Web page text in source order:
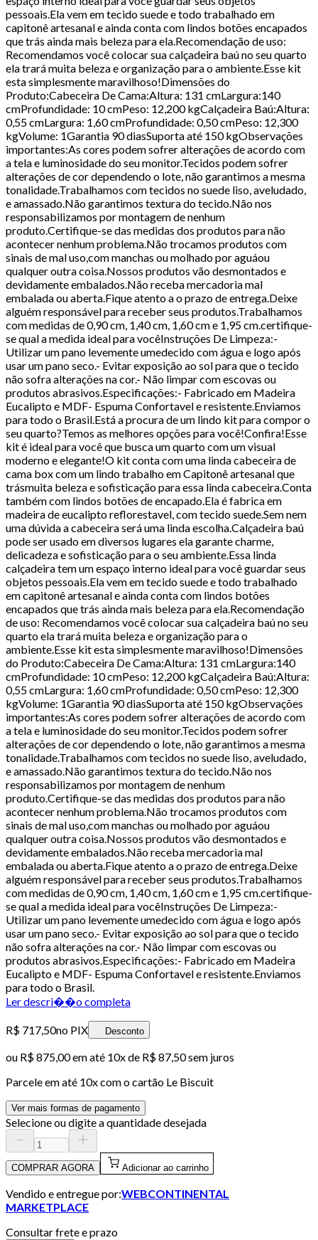
pessoais.Ela vem em tecido suede e todo trabalhado em
capitonê artesanal e ainda conta com lindos botões encapados
que trás ainda mais beleza para ela.Recomendação de uso:
Recomendamos você colocar sua calçadeira baú no seu quarto
ela trará muita beleza e organização para o ambiente.Esse kit
esta simplesmente maravilhoso!Dimensões do
Produto:Cabeceira De Cama:Altura: 131 cmLargura:140
cmProfundidade: 10 cmPeso: 12,200 kgCalçadeira Baú:Altura:
0,55 cmLargura: 1,60 cmProfundidade: 0,50 cmPeso: 12,300
kgVolume: 1Garantia 90 diasSuporta até 150 kgObservações
importantes:As cores podem sofrer alterações de acordo com
a tela e luminosidade do seu monitor.Tecidos podem sofrer
alterações de cor dependendo o lote, não garantimos a mesma
tonalidade.Trabalhamos com tecidos no suede liso, aveludado,
e amassado.Não garantimos textura do tecido.Não nos
responsabilizamos por montagem de nenhum
produto.Certifique-se das medidas dos produtos para não
acontecer nenhum problema.Não trocamos produtos com
sinais de mal uso,com manchas ou molhado por aguáou
qualquer outra coisa.Nossos produtos vão desmontados e
devidamente embalados.Não receba mercadoria mal
embalada ou aberta.Fique atento a o prazo de entrega.Deixe
alguém responsável para receber seus produtos.Trabalhamos
com medidas de 0,90 cm, 1,40 cm, 1,60 cm e 1,95 cm.certifique-
se qual a medida ideal para vocêInstruções De Limpeza:-
Utilizar um pano levemente umedecido com água e logo após
usar um pano seco.- Evitar exposição ao sol para que o tecido
não sofra alterações na cor.- Não limpar com escovas ou
produtos abrasivos.Especificações:- Fabricado em Madeira
Eucalipto e MDF- Espuma Confortavel e resistente.Enviamos
para todo o Brasil.Está a procura de um lindo kit para compor o
seu quarto?Temos as melhores opções para você!Confira!Esse
kit é ideal para você que busca um quarto com um visual
moderno e elegante!O kit conta com uma linda cabeceira de
cama box com um lindo trabalho em Capitonê artesanal que
trásmuita beleza e sofisticação para essa linda cabeceira.Conta
também com lindos botões de encapado.Ela é fabrica em
madeira de eucalipto reflorestavel, com tecido suede.Sem nem
uma dúvida a cabeceira será uma linda escolha.Calçadeira baú
pode ser usado em diversos lugares ela garante charme,
delicadeza e sofisticação para o seu ambiente.Essa linda
calçadeira tem um espaço interno ideal para você guardar seus
objetos pessoais.Ela vem em tecido suede e todo trabalhado
em capitonê artesanal e ainda conta com lindos botões
encapados que trás ainda mais beleza para ela.Recomendação
de uso: Recomendamos você colocar sua calçadeira baú no seu
quarto ela trará muita beleza e organização para o
ambiente.Esse kit esta simplesmente maravilhoso!Dimensões
do Produto:Cabeceira De Cama:Altura: 131 cmLargura:140
cmProfundidade: 10 cmPeso: 12,200 kgCalçadeira Baú:Altura:
0,55 cmLargura: 1,60 cmProfundidade: 0,50 cmPeso: 12,300
kgVolume: 1Garantia 90 diasSuporta até 150 kgObservações
importantes:As cores podem sofrer alterações de acordo com
a tela e luminosidade do seu monitor.Tecidos podem sofrer
alterações de cor dependendo o lote, não garantimos a mesma
tonalidade.Trabalhamos com tecidos no suede liso, aveludado,
e amassado.Não garantimos textura do tecido.Não nos
responsabilizamos por montagem de nenhum
produto.Certifique-se das medidas dos produtos para não
acontecer nenhum problema.Não trocamos produtos com
sinais de mal uso,com manchas ou molhado por aguáou
qualquer outra coisa.Nossos produtos vão desmontados e
devidamente embalados.Não receba mercadoria mal
embalada ou aberta.Fique atento a o prazo de entrega.Deixe
alguém responsável para receber seus produtos.Trabalhamos
com medidas de 0,90 cm, 1,40 cm, 1,60 cm e 1,95 cm.certifique-
se qual a medida ideal para vocêInstruções De Limpeza:-
Utilizar um pano levemente umedecido com água e logo após
usar um pano seco.- Evitar exposição ao sol para que o tecido
não sofra alterações na cor.- Não limpar com escovas ou
produtos abrasivos.Especificações:- Fabricado em Madeira
Eucalipto e MDF- Espuma Confortavel e resistente.Enviamos
para todo o Brasil.
Ler descri��o completa
R$ 717,50no PIX Desconto
ou R$ 875,00em até 10x de R$ 87,50 sem juros
Parcele em até 10x com o cartão Le Biscuit
Ver mais formas de pagamento
Selecione ou digite a quantidade desejada
COMPRAR AGORA Adicionar ao carrinho
Vendido e entregue por:WEBCONTINENTAL
MARKETPLACE
Consultar frete e prazo